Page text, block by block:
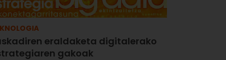
eraldaketa digitalerako
gakoak